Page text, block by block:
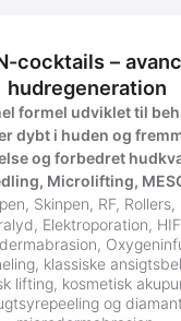
cocktails –
hudregeneration
formel udviklet til
dybt i huden og
og forbedret
Microlifting,
Skinpen, RF,
Elektroporation,
klassiske
lifting, kosmetisk
og